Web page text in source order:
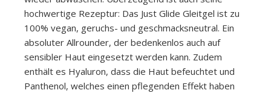
hochwertige Rezeptur: Das Just Glide Gleitgel ist zu
100% vegan, geruchs- und geschmacksneutral. Ein
absoluter Allrounder, der bedenkenlos auch auf
sensibler Haut eingesetzt werden kann. Zudem
enthält es Hyaluron, dass die Haut befeuchtet und
Panthenol, welches einen pflegenden Effekt haben